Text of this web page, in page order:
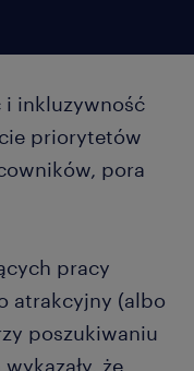
i inkluzywność
priorytetów
pora
pracy
atrakcyjny (albo
poszukiwaniu
że